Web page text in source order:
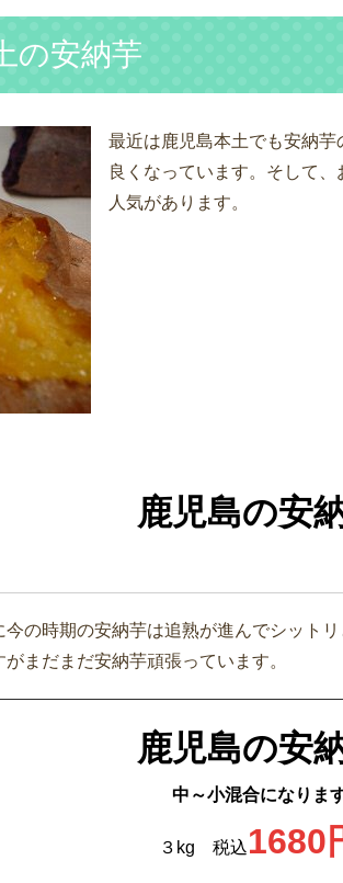
の安納芋
最近は鹿児島本土でも安納
良くなっています。そして
人気があります。
鹿児島の安
の時期の安納芋は追熟が進んでシット
まだまだ安納芋頑張っています。
鹿児島の安
中～小混合になりま
３kg 税込1680